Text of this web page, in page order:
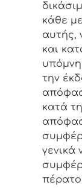
κάθε
αυτής,
και
την
κατά
γενικά